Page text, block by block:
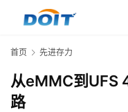
首页 先进存力
从eMMC到UFS
路